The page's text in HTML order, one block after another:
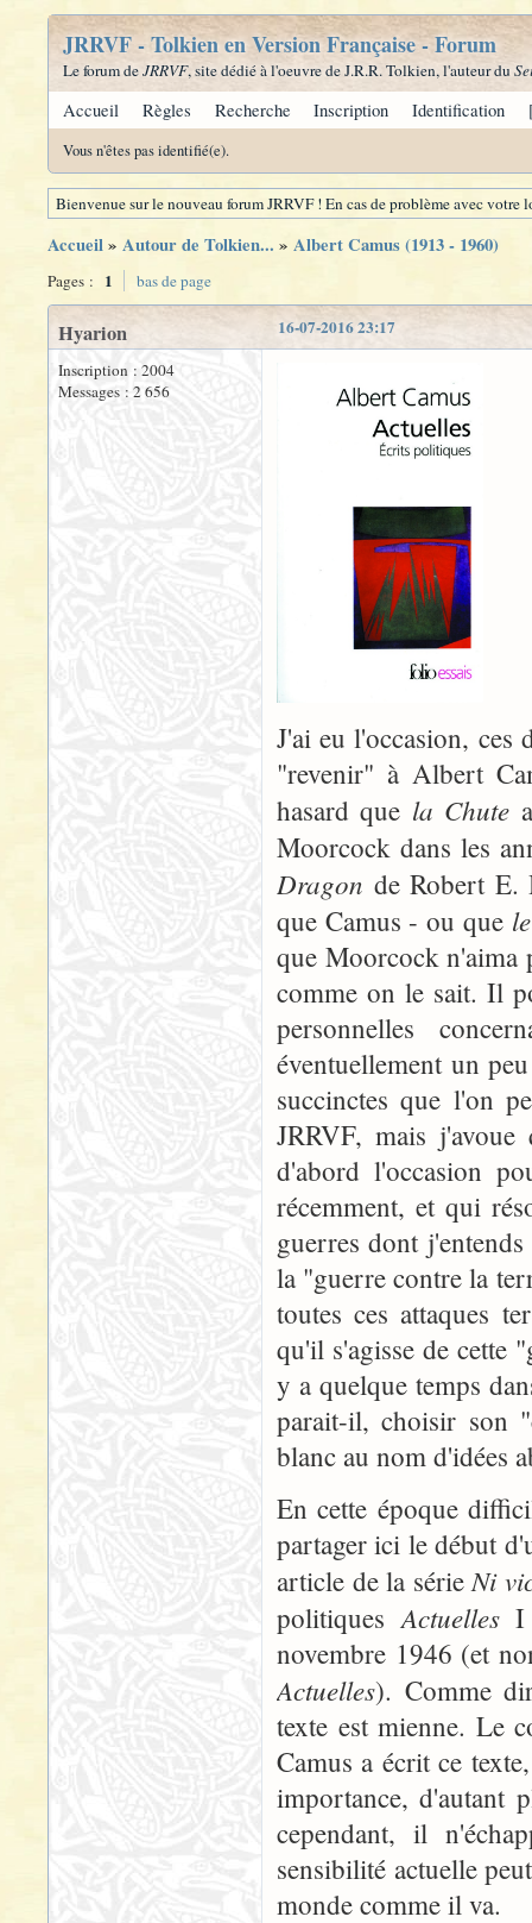
JRRVF - Tolkien en Version Française - Forum
Le forum deJRRVF, site dédié à l'oeuvre de J.R.R. Tolkien, l'auteur du
Accueil Règles Recherche Inscription Identification
Vous n'êtes pas identifié(e).
Bienvenue sur le nouveau forum JRRVF ! En cas de problème avec
Accueil» Autour de Tolkien... » Albert Camus (1913 - 1960)
Pages : 1 bas de page
16-07-2016 23:17
Hyarion
Inscription : 2004
Messages : 2 656
J'ai eu l'occasion, ces
"revenir" à Albert
hasard que la Chute
Moorcock dans les
Dragon de Robert E.
que Camus - ou que
que Moorcock n'aima
comme on le sait. Il
personnelles
éventuellement un
succinctes que l'on
JRRVF, mais
d'abord l'occasion
récemment, et qui
guerres dont
la "guerre contre la
toutes ces attaques
qu'il s'agisse de cette
y a quelque temps
parait-il, choisir son
blanc au nom d'idées
En cette époque
partager ici le début
article de la série Ni
politiques ActuellesI
novembre 1946 (et
Actuelles). Comme
texte est mienne. Le
Camus a écrit ce
importance, d'autant
cependant, il
sensibilité actuelle
monde comme il va.